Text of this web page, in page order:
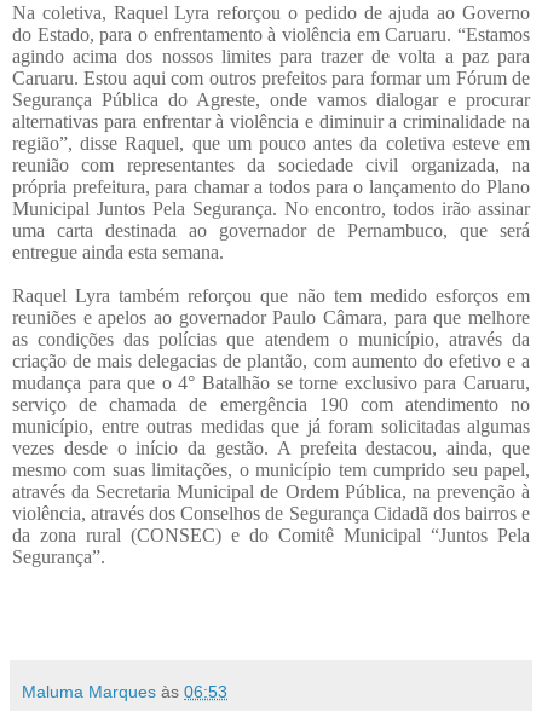
Na coletiva, Raquel Lyra reforçou o pedido de ajuda ao Governo
do Estado, para o enfrentamento à violência em Caruaru. “Estamos
agindo acima dos nossos limites para trazer de volta a paz para
Caruaru. Estou aqui com outros prefeitos para formar um Fórum de
Segurança Pública do Agreste, onde vamos dialogar e procurar
alternativas para enfrentar à violência e diminuir a criminalidade na
região”, disse Raquel, que um pouco antes da coletiva esteve em
reunião com representantes da sociedade civil organizada, na
própria prefeitura, para chamar a todos para o lançamento do Plano
Municipal Juntos Pela Segurança. No encontro, todos irão assinar
uma carta destinada ao governador de Pernambuco, que será
entregue ainda esta semana.
Raquel Lyra também reforçou que não tem medido esforços em
reuniões e apelos ao governador Paulo Câmara, para que melhore
as condições das polícias que atendem o município, através da
criação de mais delegacias de plantão, com aumento do efetivo e a
mudança para que o 4° Batalhão se torne exclusivo para Caruaru,
serviço de chamada de emergência 190 com atendimento no
município, entre outras medidas que já foram solicitadas algumas
vezes desde o início da gestão. A prefeita destacou, ainda, que
mesmo com suas limitações, o município tem cumprido seu papel,
através da Secretaria Municipal de Ordem Pública, na prevenção à
violência, através dos Conselhos de Segurança Cidadã dos bairros e
da zona rural (CONSEC) e do Comitê Municipal “Juntos Pela
Segurança”.
Maluma Marques às 06:53